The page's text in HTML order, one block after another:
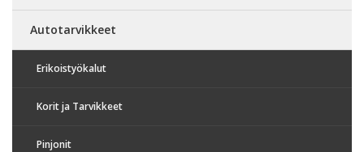
Autotarvikkeet
Erikoistyökalut
Korit ja Tarvikkeet
Pinjonit